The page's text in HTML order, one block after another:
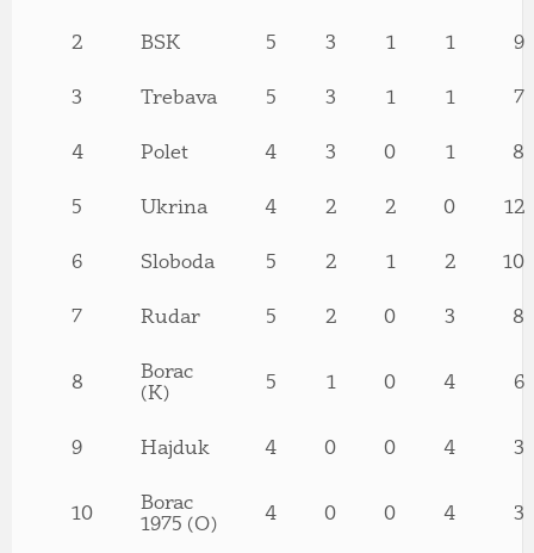
2 BSK 5 3 1 1 9
3 Trebava 5 3 1 1 7
4 Polet 4 3 0 1 8
5 Ukrina 4 2 2 0 12
6 Sloboda 5 2 1 2 10
7 Rudar 5 2 0 3 8
8
Borac
(K)
5 1 0 4 6
9 Hajduk 4 0 0 4 3
10
Borac
1975 (O)
4 0 0 4 3